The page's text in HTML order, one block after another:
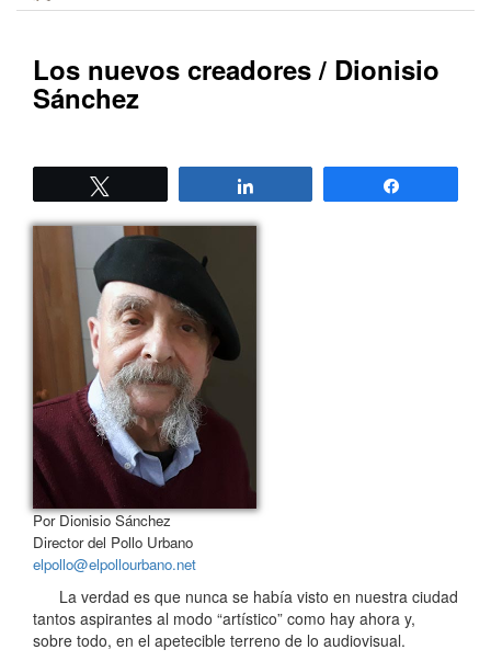
Los nuevos creadores / Dionisio
Sánchez
Por Dionisio Sánchez
Director del Pollo Urbano
elpollo@elpollourbano.net
La verdad es que nunca se había visto en nuestra ciudad
tantos aspirantes al modo “artístico” como hay ahora y,
sobre todo, en el apetecible terreno de lo audiovisual.